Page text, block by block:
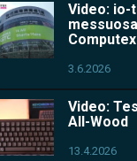
Video: io-
3.6.2026
Video:
All-Wood
13.4.2026